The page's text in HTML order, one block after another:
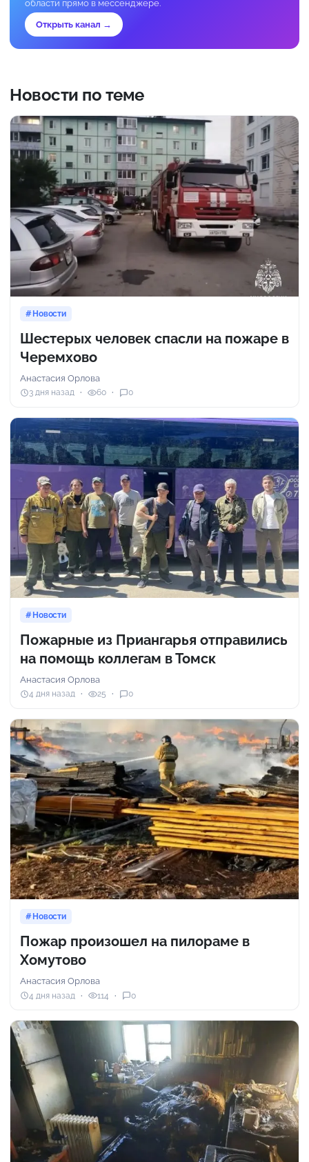
области прямо в мессенджере.
Открыть канал →
Новости по теме
Новости
Шестерых человек спасли на пожаре в
Черемхово
Анастасия Орлова
3 дня назад 60 0
Новости
Пожарные из Приангарья отправились
на помощь коллегам в Томск
Анастасия Орлова
4 дня назад 25 0
Новости
Пожар произошел на пилораме в
Хомутово
Анастасия Орлова
4 дня назад 114 0